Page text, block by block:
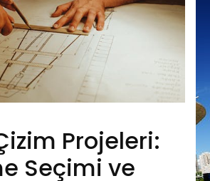
Projeleri:
Seçimi ve